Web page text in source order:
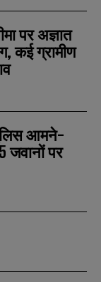
पर अज्ञात
कई ग्रामीण
आमने-
जवानों पर